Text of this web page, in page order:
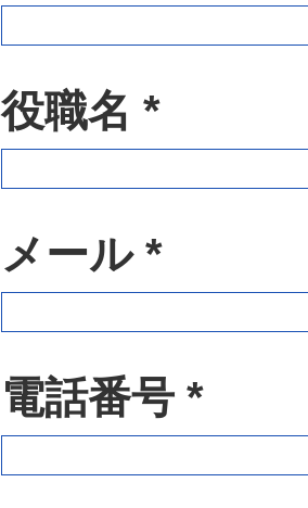
役職名 *
メール *
電話番号 *